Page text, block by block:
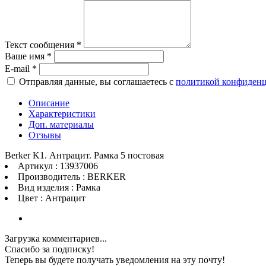
Текст сообщения *
Ваше имя *
E-mail *
Отправляя данные, вы соглашаетесь с политикой
Описание
Характеристики
Доп. материалы
Отзывы
Berker K1. Антрацит. Рамка 5 постовая
Артикул : 13937006
Производитель : BERKER
Вид изделия : Рамка
Цвет : Антрацит
Загрузка комментариев...
Спасибо за подписку!
Теперь вы будете получать уведомления на эту почту!